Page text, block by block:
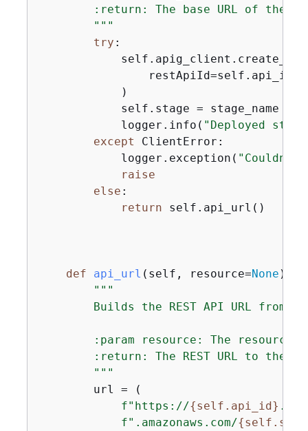
:return: The base URL of the
        """
try :
restApiId=self.api_id,
            )
            self.stage = stage_name
            logger.info(
"Deployed
except ClientError:
            logger.exception(
"Couldn't
raise
else :
return self.api_url()
def api_url ( self, resource=None ):
"""
Builds the REST API URL from
:param resource: The resource
:return: The REST URL to the
        """
        url = (
f"https://{self.api_id}
f".amazonaws.com/{